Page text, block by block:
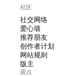
社区
社交网络
爱心墙
推荐朋友
创作者计划
网站规则
版主
观点